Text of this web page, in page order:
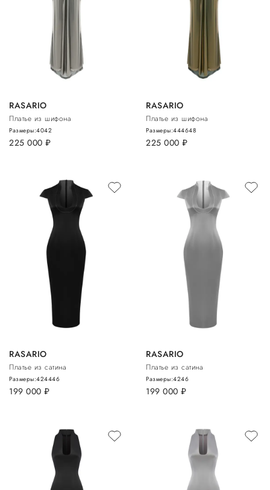
RASARIO
Платье из шифона
225 000 руб.
Размеры:4042
RASARIO
Платье из шифона
225 000 руб.
Размеры:444648
RASARIO
Платье из сатина
199 000 руб.
Размеры:424446
RASARIO
Платье из сатина
199 000 руб.
Размеры:4246